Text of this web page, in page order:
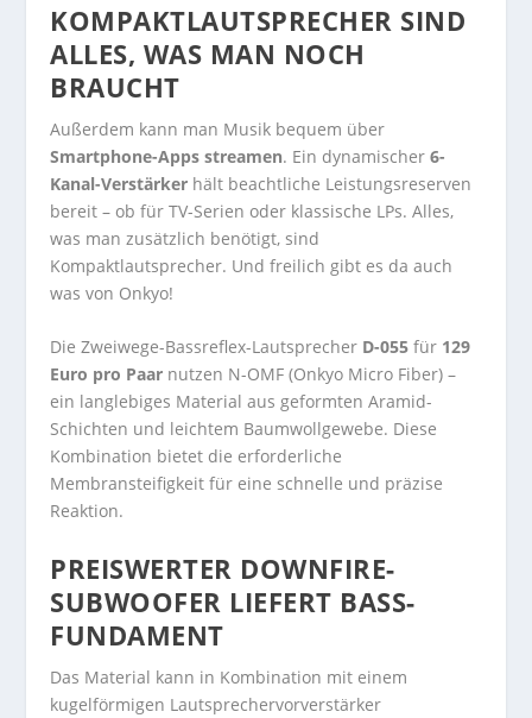
KOMPAKTLAUTSPRECHER SIND
ALLES, WAS MAN NOCH
BRAUCHT
Außerdem kann man Musik bequem über
Smartphone-Apps streamen. Ein dynamischer6-
Kanal-Verstärker hält beachtliche Leistungsreserven
bereit – ob für TV-Serien oder klassische LPs. Alles,
was man zusätzlich benötigt, sind
Kompaktlautsprecher. Und freilich gibt es da auch
was von Onkyo!
Die Zweiwege-Bassreflex-Lautsprecher D-055 für 129
Euro pro Paar nutzen N-OMF (Onkyo Micro Fiber) –
ein langlebiges Material aus geformten Aramid-
Schichten und leichtem Baumwollgewebe. Diese
Kombination bietet die erforderliche
Membransteifigkeit für eine schnelle und präzise
Reaktion.
PREISWERTER DOWNFIRE-
SUBWOOFER LIEFERT BASS-
FUNDAMENT
Das Material kann in Kombination mit einem
kugelförmigen Lautsprechervorverstärker